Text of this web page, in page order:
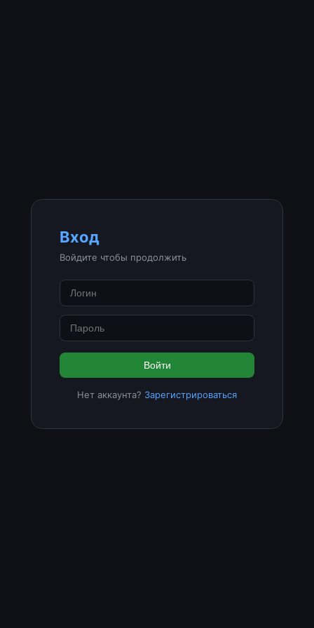
Вход
Войдите чтобы продолжить
Войти
Нет аккаунта? Зарегистрироваться